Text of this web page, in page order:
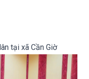
tại xã Cần Giờ